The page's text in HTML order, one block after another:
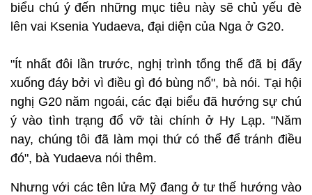
biểu chú ý đến những mục tiêu này sẽ chủ yếu đè
lên vai Ksenia Yudaeva, đại diện của Nga ở G20.
"Ít nhất đôi lần trước, nghị trình tổng thể đã bị đẩy
xuống đáy bởi vì điều gì đó bùng nổ", bà nói. Tại hội
nghị G20 năm ngoái, các đại biểu đã hướng sự chú
ý vào tình trạng đổ vỡ tài chính ở Hy Lạp. "Năm
nay, chúng tôi đã làm mọi thứ có thể để tránh điều
đó", bà Yudaeva nói thêm.
Nhưng với các tên lửa Mỹ đang ở tư thế hướng vào